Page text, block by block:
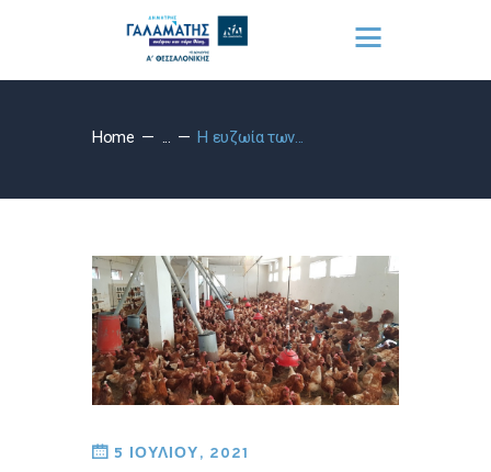
Home ... Η ευζωία των...
5 ΙΟΥΛΙΟΥ, 2021